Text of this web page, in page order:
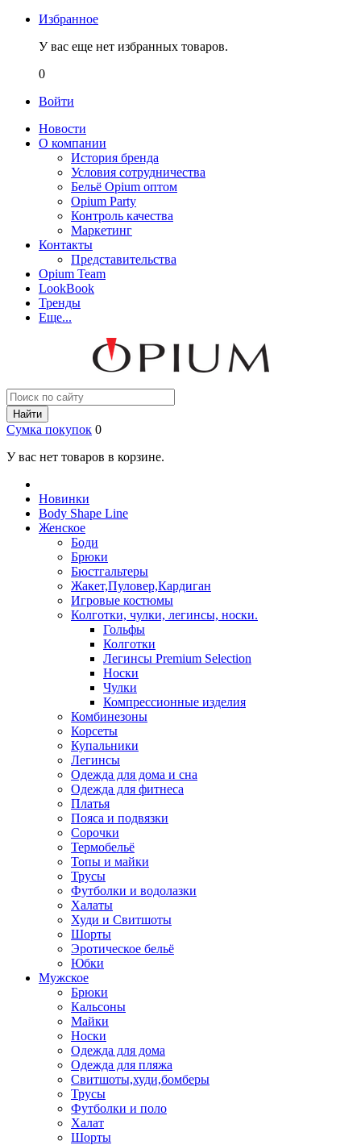
Избранное
У вас еще нет избранных товаров.
0
Войти
Новости
О компании
История бренда
Условия сотрудничества
Бельё Opium оптом
Opium Party
Контроль качества
Маркетинг
Контакты
Представительства
Opium Team
LookBook
Тренды
Еще...
Найти
Сумка покупок 0
У вас нет товаров в корзине.
Новинки
Body Shape Line
Женское
Боди
Брюки
Бюстгальтеры
Жакет,Пуловер,Кардиган
Игровые костюмы
Колготки, чулки, легинсы, носки.
Гольфы
Колготки
Легинсы Premium Selection
Носки
Чулки
Компрессионные изделия
Комбинезоны
Корсеты
Купальники
Легинсы
Одежда для дома и сна
Одежда для фитнеса
Платья
Пояса и подвязки
Сорочки
Термобельё
Топы и майки
Трусы
Футболки и водолазки
Халаты
Худи и Свитшоты
Шорты
Эротическое бельё
Юбки
Мужское
Брюки
Кальсоны
Майки
Носки
Одежда для дома
Одежда для пляжа
Свитшоты,худи,бомберы
Трусы
Футболки и поло
Халат
Шорты